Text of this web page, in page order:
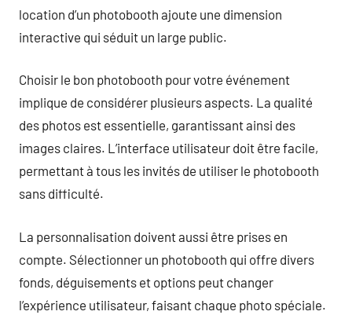
location d’un photobooth ajoute une dimension
interactive qui séduit un large public.
Choisir le bon photobooth pour votre événement
implique de considérer plusieurs aspects. La qualité
des photos est essentielle, garantissant ainsi des
images claires. L’interface utilisateur doit être facile,
permettant à tous les invités de utiliser le photobooth
sans difficulté.
La personnalisation doivent aussi être prises en
compte. Sélectionner un photobooth qui offre divers
fonds, déguisements et options peut changer
l’expérience utilisateur, faisant chaque photo spéciale.